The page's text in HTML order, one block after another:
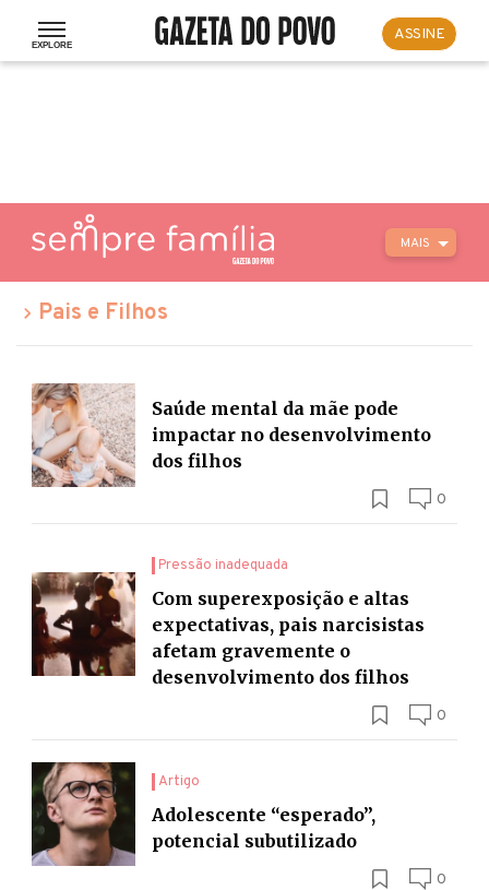
ASSINE
MAIS
Pais e Filhos
Saúde mental da mãe pode
impactar no desenvolvimento
dos filhos
0
Pressão inadequada
Com superexposição e altas
expectativas, pais narcisistas
afetam gravemente o
desenvolvimento dos filhos
0
Artigo
Adolescente “esperado”,
potencial subutilizado
0